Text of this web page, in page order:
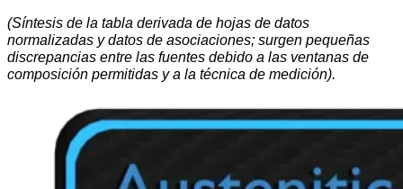
(Síntesis de la tabla derivada de hojas de datos
normalizadas y datos de asociaciones; surgen pequeñas
discrepancias entre las fuentes debido a las ventanas de
composición permitidas y a la técnica de medición).